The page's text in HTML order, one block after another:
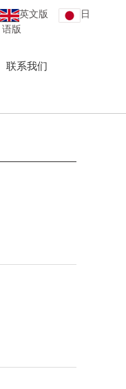
英文版
日
语版
联系我们